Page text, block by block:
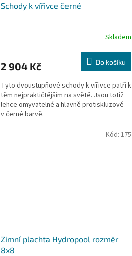
Schody k vířivce černé
Skladem
2 904 Kč Do košíku
Tyto dvoustupňové schody k vířivce patří k
těm nejpraktičtějším na světě. Jsou totiž
lehce omyvatelné a hlavně protiskluzové
v černé barvě.
Zimní plachta Hydropool rozměr
8x8
Kód: 175